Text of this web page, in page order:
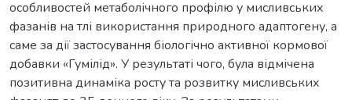
особливостей метаболічного профілю у мисливських
фазанів на тлі використання природного адаптогену, а
саме за дії застосування біологічно активної кормової
добавки «Гумілід». У результаті чого, була відмічена
позитивна динаміка росту та розвитку мисливських